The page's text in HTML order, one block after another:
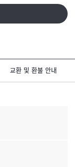
교환 및 환불 안내